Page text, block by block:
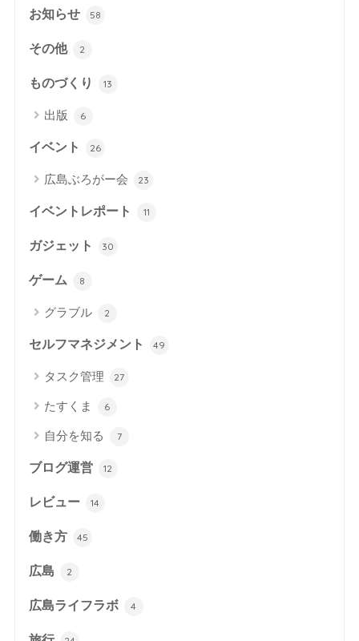
お知らせ 58
その他 2
ものづくり 13
出版 6
イベント 26
広島ぶろがー会 23
イベントレポート 11
ガジェット 30
ゲーム 8
グラブル 2
セルフマネジメント 49
タスク管理 27
たすくま 6
自分を知る 7
ブログ運営 12
レビュー 14
働き方 45
広島 2
広島ライフラボ 4